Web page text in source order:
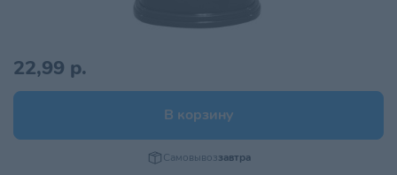
22,99 р.
В корзину
Самовывоззавтра